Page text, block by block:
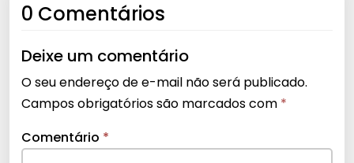
0 Comentários
Deixe um comentário
O seu endereço de e-mail não será publicado.
Campos obrigatórios são marcados com *
Comentário *